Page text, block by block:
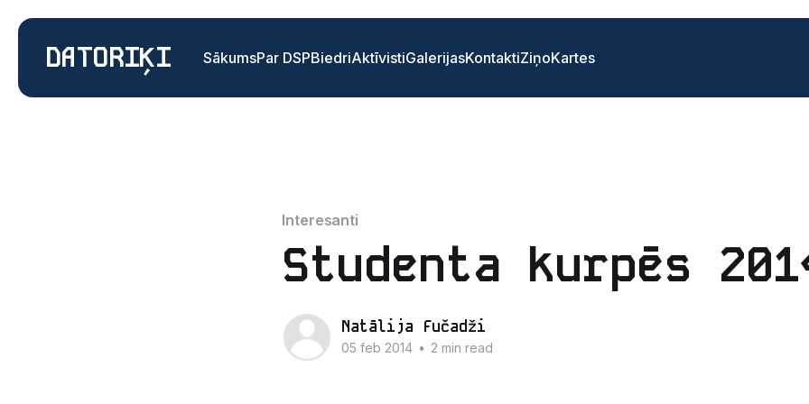
DATORIĶI SākumsPar DSPBiedriAktīvistiGalerijasKontaktiZiņoKartes
Interesanti
Studenta kurpēs
Natālija Fučadži
05 feb 2014 • 2 min read